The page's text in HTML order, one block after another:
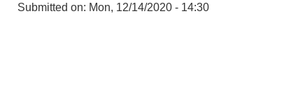
Submitted on: Mon, 12/14/2020 - 14:30